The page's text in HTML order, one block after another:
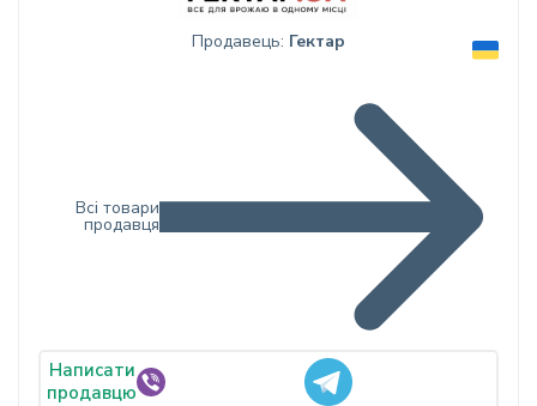
Продавець: Гектар
Написати
продавцю
Всі товари
продавця